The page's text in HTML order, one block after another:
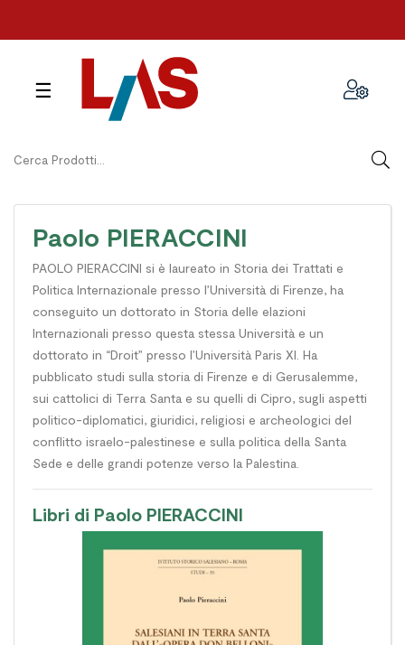
navigazione
☰
Paolo PIERACCINI
PAOLO PIERACCINI si è laureato in Storia dei Trattati e
Politica Internazionale presso l’Università di Firenze, ha
conseguito un dottorato in Storia delle elazioni
Internazionali presso questa stessa Università e un
dottorato in “Droit” presso l’Università Paris XI. Ha
pubblicato studi sulla storia di Firenze e di Gerusalemme,
sui cattolici di Terra Santa e su quelli di Cipro, sugli aspetti
politico-diplomatici, giuridici, religiosi e archeologici del
conflitto israelo-palestinese e sulla politica della Santa
Sede e delle grandi potenze verso la Palestina.
Libri di Paolo PIERACCINI